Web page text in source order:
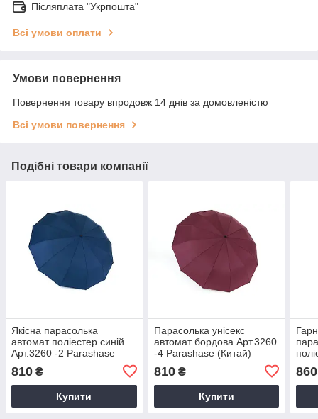
Післяплата "Укрпошта"
Всі умови оплати
Умови повернення
Повернення товару впродовж 14 днів за домовленістю
Всі умови повернення
Подібні товари компанії
Якісна парасолька
автомат поліестер синій
Арт.3260 -2 Parashase
810 ₴
Купити
Парасолька унісекс
автомат бордова Арт.3260
-4 Parashase (Китай)
810₴
Купити
860